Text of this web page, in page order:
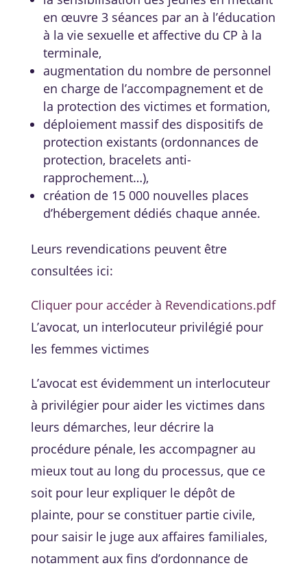
en œuvre 3 séances par an à l’éducation
à la vie sexuelle et affective du CP à la
terminale,
augmentation du nombre de personnel
en charge de l’accompagnement et de
la protection des victimes et formation,
déploiement massif des dispositifs de
protection existants (ordonnances de
protection, bracelets anti-
rapprochement…),
création de 15 000 nouvelles places
d’hébergement dédiés chaque année.
Leurs revendications peuvent être
consultées ici:
Cliquer pour accéder à Revendications.pdf
L’avocat, un interlocuteur privilégié pour
les femmes victimes
L’avocat est évidemment un interlocuteur
à privilégier pour aider les victimes dans
leurs démarches, leur décrire la
procédure pénale, les accompagner au
mieux tout au long du processus, que ce
soit pour leur expliquer le dépôt de
plainte, pour se constituer partie civile,
pour saisir le juge aux affaires familiales,
notamment aux fins d’ordonnance de